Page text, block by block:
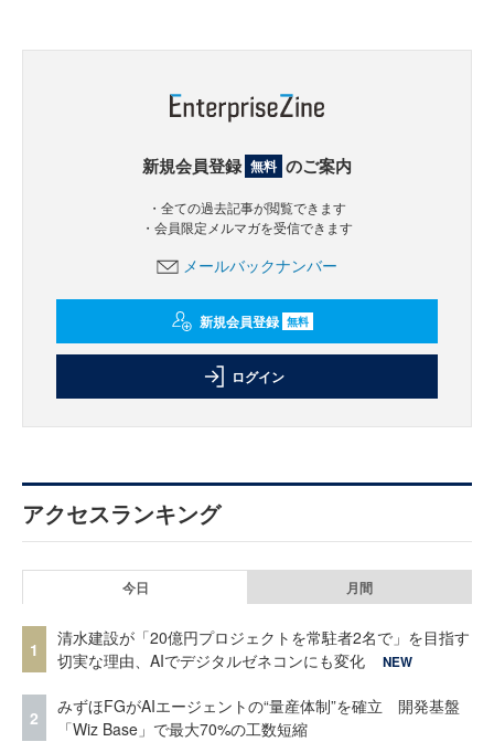
新規会員登録 無料 のご案内
・全ての過去記事が閲覧できます
・会員限定メルマガを受信できます
メールバックナンバー
新規会員登録 無料
ログイン
アクセスランキング
今日 月間
1
清水建設が「20億円プロジェクトを常駐者2名で」を目指す
切実な理由、AIでデジタルゼネコンにも変化
NEW
2
みずほFGがAIエージェントの“量産体制”を確立 開発基盤
「Wiz Base」で最大70%の工数短縮